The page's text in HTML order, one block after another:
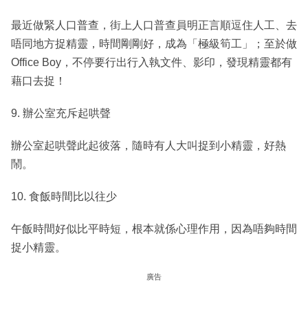
最近做緊人口普查，街上人口普查員明正言順逗住人工、去
唔同地方捉精靈，時間剛剛好，成為「極級筍工」；至於做
Office Boy，不停要行出行入執文件、影印，發現精靈都有
藉口去捉！
9. 辦公室充斥起哄聲
辦公室起哄聲此起彼落，隨時有人大叫捉到小精靈，好熱
鬧。
10. 食飯時間比以往少
午飯時間好似比平時短，根本就係心理作用，因為唔夠時間
捉小精靈。
廣告